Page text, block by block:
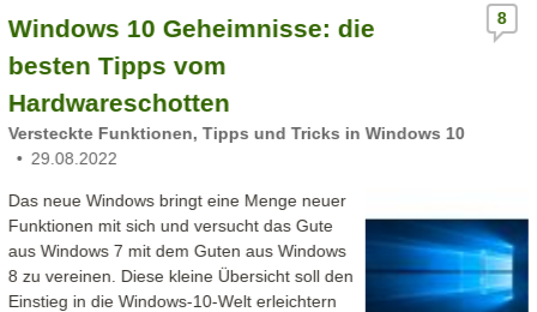
Windows 10 Geheimnisse: die
besten Tipps vom
Hardwareschotten
Versteckte Funktionen, Tipps und Tricks in Windows 10
29.08.2022
8
Das neue Windows bringt eine Menge neuer
Funktionen mit sich und versucht das Gute
aus Windows 7 mit dem Guten aus Windows
8 zu vereinen. Diese kleine Übersicht soll den
Einstieg in die Windows-10-Welt erleichtern